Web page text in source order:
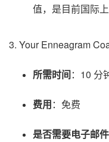
值，是目前国际
3. Your Enneagram
所需时间：10 分
费用：免费
是否需要电子邮件